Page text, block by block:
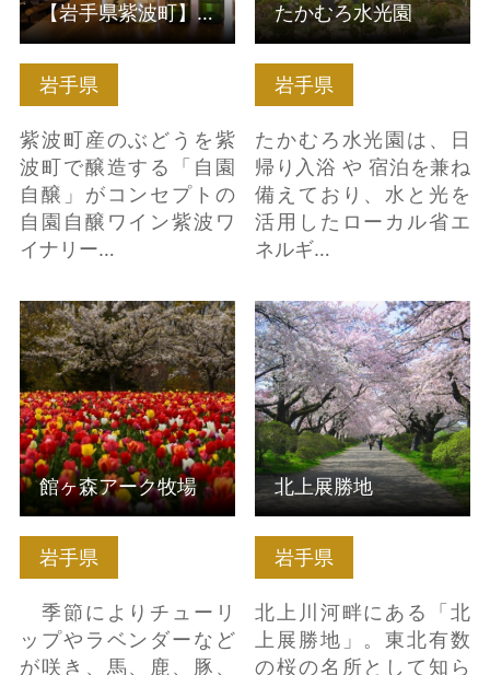
岩手県
紫波町産のぶどうを紫
波町で醸造する「自園
自醸」がコンセプトの
自園自醸ワイン紫波ワ
イナリー…
【岩手県紫波町】紫波フルーツパーク 自園自醸ワイン紫波ワイ…
岩手県
たかむろ水光園は、日
帰り入浴 や 宿泊を兼ね
備えており、水と光を
活用したローカル省エ
ネルギ…
たかむろ水光園
岩手県
季節によりチューリ
ップやラベンダーなど
が咲き、馬、鹿、豚、
館ヶ森アーク牧場 の詳
細はこちら
館ヶ森アーク牧場
岩手県
北上川河畔にある「北
上展勝地」。東北有数
の桜の名所として知ら
北上展勝地 の詳細はこ
ちら
北上展勝地